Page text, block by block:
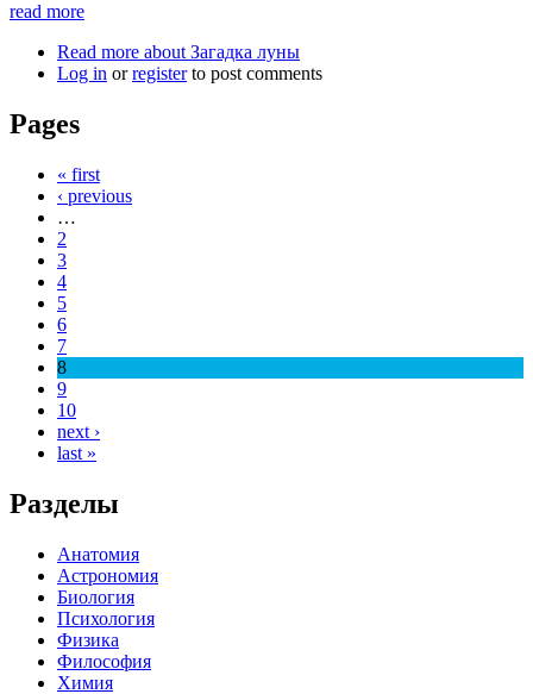
read more
Read more about Загадка луны
Log in orregisterto post comments
Pages
« first
‹ previous
…
2
3
4
5
6
7
8
9
10
next ›
last »
Разделы
Анатомия
Астрономия
Биология
Психология
Физика
Философия
Химия